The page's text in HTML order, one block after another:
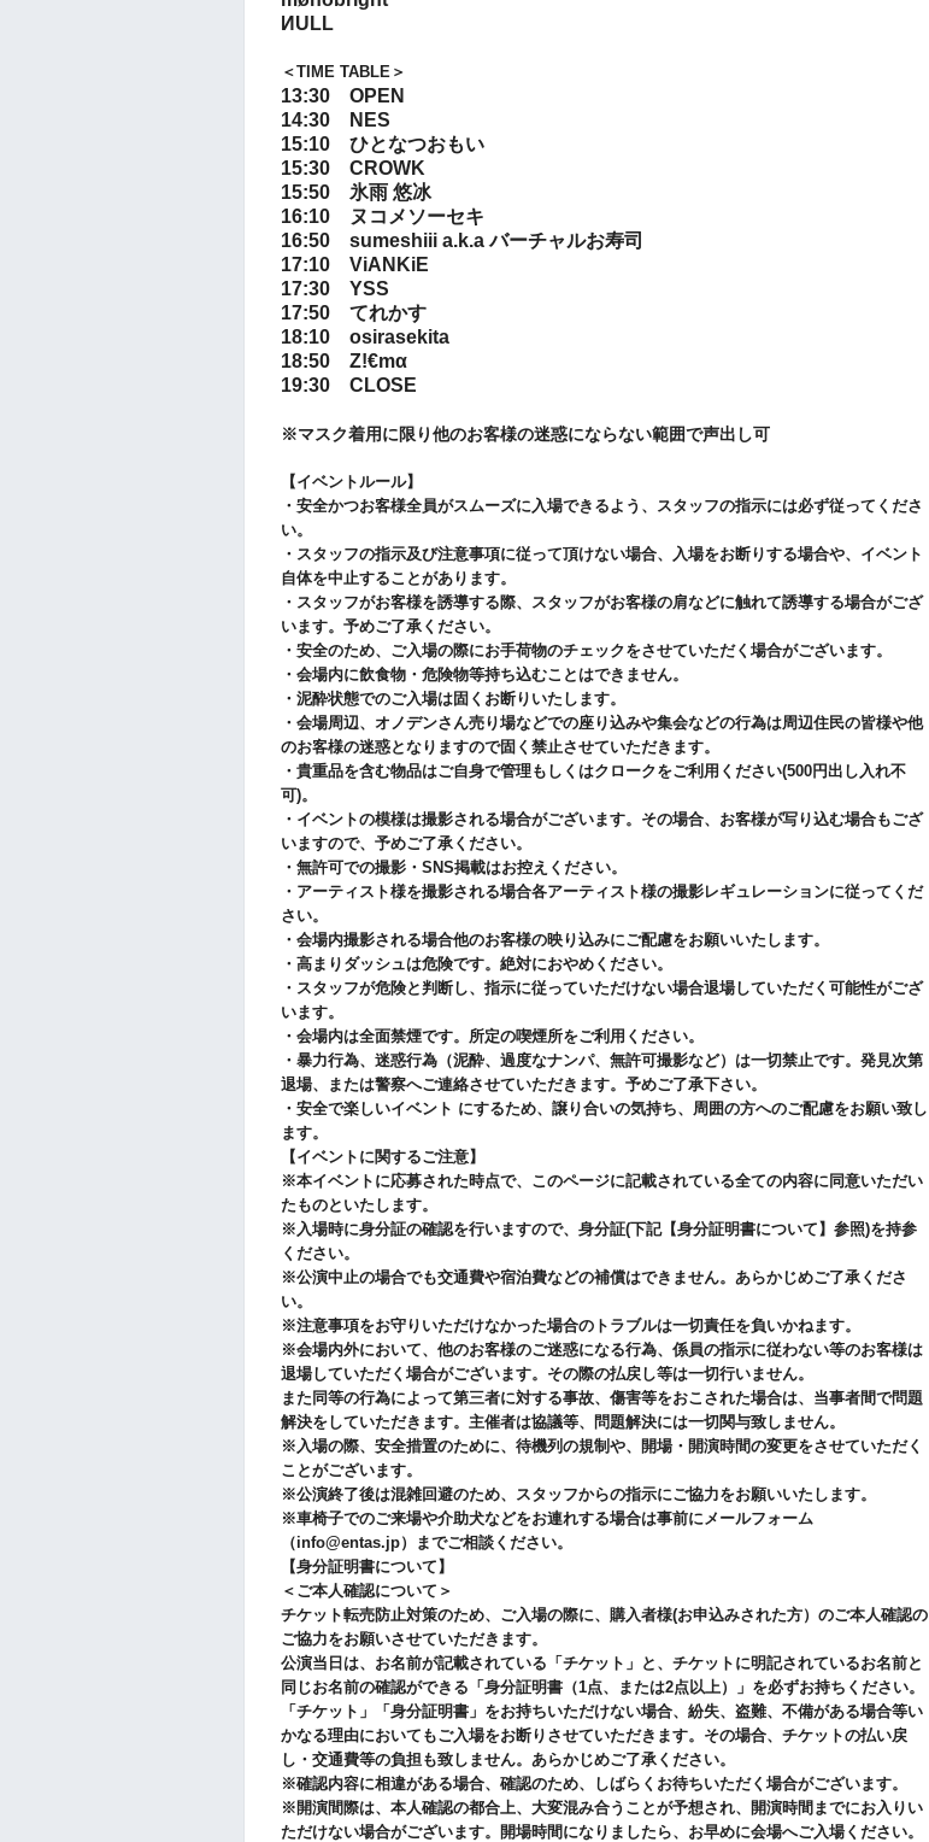
ИULL
＜TIME TABLE＞
13:30 OPEN
14:30 NES
15:10 ひとなつおもい
15:30 CROWK
15:50 氷雨 悠冰
16:10 ヌコメソーセキ
16:50 sumeshiii a.k.a バーチャルお寿司
17:10 ViANKiE
17:30 YSS
17:50 てれかす
18:10 osirasekita
18:50 Z!€mα
19:30 CLOSE
※マスク着用に限り他のお客様の迷惑にならない範囲で声出し可
【イベントルール】
・安全かつお客様全員がスムーズに入場できるよう、スタッフの指示には必ず従ってくださ
い。
・スタッフの指示及び注意事項に従って頂けない場合、入場をお断りする場合や、イベント
自体を中止することがあります。
・スタッフがお客様を誘導する際、スタッフがお客様の肩などに触れて誘導する場合がござ
います。予めご了承ください。
・安全のため、ご入場の際にお手荷物のチェックをさせていただく場合がございます。
・会場内に飲食物・危険物等持ち込むことはできません。
・泥酔状態でのご入場は固くお断りいたします。
・会場周辺、オノデンさん売り場などでの座り込みや集会などの行為は周辺住民の皆様や他
のお客様の迷惑となりますので固く禁止させていただきます。
・貴重品を含む物品はご自身で管理もしくはクロークをご利用ください(500円出し入れ不
可)。
・イベントの模様は撮影される場合がございます。その場合、お客様が写り込む場合もござ
いますので、予めご了承ください。
・無許可での撮影・SNS掲載はお控えください。
・アーティスト様を撮影される場合各アーティスト様の撮影レギュレーションに従ってくだ
さい。
・会場内撮影される場合他のお客様の映り込みにご配慮をお願いいたします。
・高まりダッシュは危険です。絶対におやめください。
・スタッフが危険と判断し、指示に従っていただけない場合退場していただく可能性がござ
います。
・会場内は全面禁煙です。所定の喫煙所をご利用ください。
・暴力行為、迷惑行為（泥酔、過度なナンパ、無許可撮影など）は一切禁止です。発見次第
退場、または警察へご連絡させていただきます。予めご了承下さい。
・安全で楽しいイベント にするため、譲り合いの気持ち、周囲の方へのご配慮をお願い致し
ます。
【イベントに関するご注意】
※本イベントに応募された時点で、このページに記載されている全ての内容に同意いただい
たものといたします。
※入場時に身分証の確認を行いますので、身分証(下記【身分証明書について】参照)を持参
ください。
※公演中止の場合でも交通費や宿泊費などの補償はできません。あらかじめご了承くださ
い。
※注意事項をお守りいただけなかった場合のトラブルは一切責任を負いかねます。
※会場内外において、他のお客様のご迷惑になる行為、係員の指示に従わない等のお客様は
退場していただく場合がございます。その際の払戻し等は一切行いません。
また同等の行為によって第三者に対する事故、傷害等をおこされた場合は、当事者間で問題
解決をしていただきます。主催者は協議等、問題解決には一切関与致しません。
※入場の際、安全措置のために、待機列の規制や、開場・開演時間の変更をさせていただく
ことがございます。
※公演終了後は混雑回避のため、スタッフからの指示にご協力をお願いいたします。
※車椅子でのご来場や介助犬などをお連れする場合は事前にメールフォーム
（info@entas.jp）までご相談ください。
【身分証明書について】
＜ご本人確認について＞
チケット転売防止対策のため、ご入場の際に、購入者様(お申込みされた方）のご本人確認の
ご協力をお願いさせていただきます。
公演当日は、お名前が記載されている「チケット」と、チケットに明記されているお名前と
同じお名前の確認ができる「身分証明書（1点、または2点以上）」を必ずお持ちください。
「チケット」「身分証明書」をお持ちいただけない場合、紛失、盗難、不備がある場合等い
かなる理由においてもご入場をお断りさせていただきます。その場合、チケットの払い戻
し・交通費等の負担も致しません。あらかじめご了承ください。
※確認内容に相違がある場合、確認のため、しばらくお待ちいただく場合がございます。
※開演間際は、本人確認の都合上、大変混み合うことが予想され、開演時間までにお入りい
ただけない場合がございます。開場時間になりましたら、お早めに会場へご入場ください。